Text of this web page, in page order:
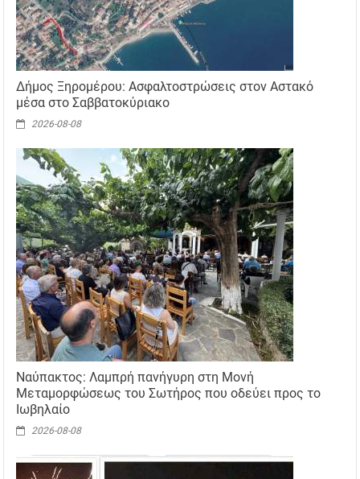
Δήμος Ξηρομέρου: Ασφαλτοστρώσεις στον Αστακό
μέσα στο Σαββατοκύριακο
2026-08-08
Ναύπακτος: Λαμπρή πανήγυρη στη Μονή
Μεταμορφώσεως του Σωτήρος που οδεύει προς το
Ιωβηλαίο
2026-08-08